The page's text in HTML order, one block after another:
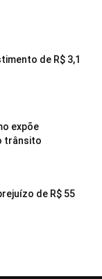
de R$ 3,1
expõe
trânsito
de R$ 55